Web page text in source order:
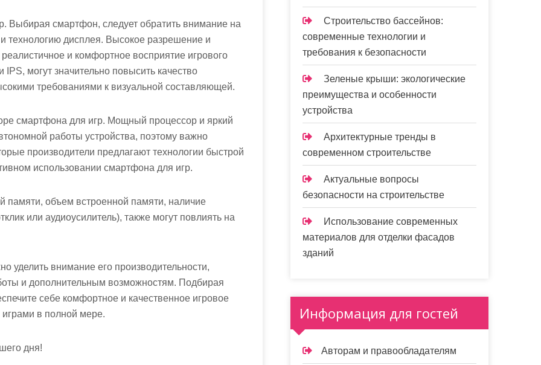
Выбирая смартфон, следует обратить внимание на
технологию дисплея. Высокое разрешение и
и комфортное восприятие игрового
могут значительно повысить качество
требованиями к визуальной составляющей.
смартфона для игр. Мощный процессор и яркий
работы устройства, поэтому важно
производители предлагают технологии быстрой
использовании смартфона для игр.
памяти, объем встроенной памяти, наличие
или аудиоусилитель), также могут повлиять на
уделить внимание его производительности,
и дополнительным возможностям. Подбирая
себе комфортное и качественное игровое
играми в полной мере.
дня!
Строительство бассейнов:
современные технологии и
требования к безопасности
Зеленые крыши: экологические
преимущества и особенности
устройства
Архитектурные тренды в
современном строительстве
Актуальные вопросы
безопасности на строительстве
Использование современных
материалов для отделки фасадов
зданий
Информация для гостей
Авторам и правообладателям